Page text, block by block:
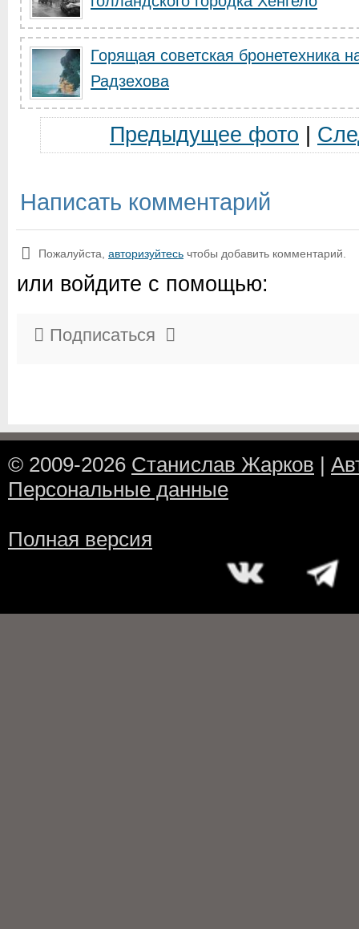
Горящая советская бронетехника
Радзехова
Предыдущее фото
Написать комментарий
Пожалуйста, авторизуйтесь чтобы добавить комментарий.
или войдите с помощью:
Подписаться
© 2009-2026 Станислав Жарков |
Персональные данные
Полная версия